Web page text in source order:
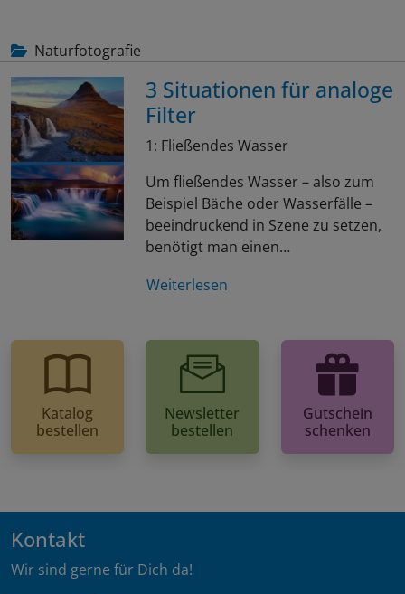
Naturfotografie
3 Situationen für analoge
Filter
1: Fließendes Wasser
Um fließendes Wasser – also zum
Beispiel Bäche oder Wasserfälle –
beeindruckend in Szene zu setzen,
benötigt man einen…
Weiterlesen
Katalog
bestellen
Newsletter
bestellen
Gutschein
schenken
Kontakt
Wir sind gerne für Dich da!